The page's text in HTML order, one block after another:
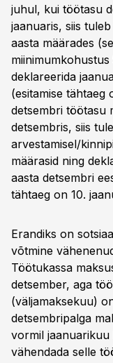
juhul, kui töötasu
jaanuaris, siis
aasta määrades
deklareerida
(esitamise tähtaeg
detsembri töötasu
detsembris, siis
arvestamisel/
määrasid ning
aasta detsembri
tähtaeg on 10.
Erandiks on
võtmine
Töötukassa
detsember, aga
(väljamaksekuu)
detsembripalga
vormil
vähendada selle